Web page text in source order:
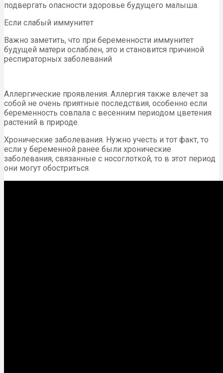
подвергать опасности здоровье будущего малыша.
Если слабый иммунитет
Важно заметить, что при беременности иммунитет
будущей матери ослаблен, это и становится причиной
респираторных заболеваний
Аллергические проявления. Аллергия также влечет за
собой не очень приятные последствия, особенно если
беременность совпала с весенним периодом цветения
растений в природе.
Хронические заболевания. Нужно учесть и тот факт, то
если у беременной ранее были хронические
заболевания, связанные с носоглоткой, то в этот период
они могут обостриться.